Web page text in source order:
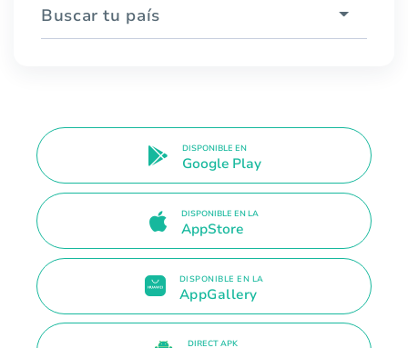
Buscar tu país
DISPONIBLE EN
Google Play
DISPONIBLE EN LA
AppStore
DISPONIBLE EN LA
AppGallery
DIRECT APK